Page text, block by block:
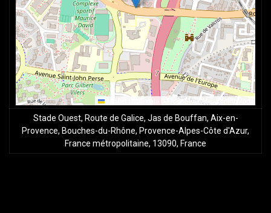
Map data © OpenStreetMap
contributors
Stade Ouest, Route de Galice, Jas de Bouffan, Aix-en-
Provence, Bouches-du-Rhône, Provence-Alpes-Côte d'Azur,
France métropolitaine, 13090, France